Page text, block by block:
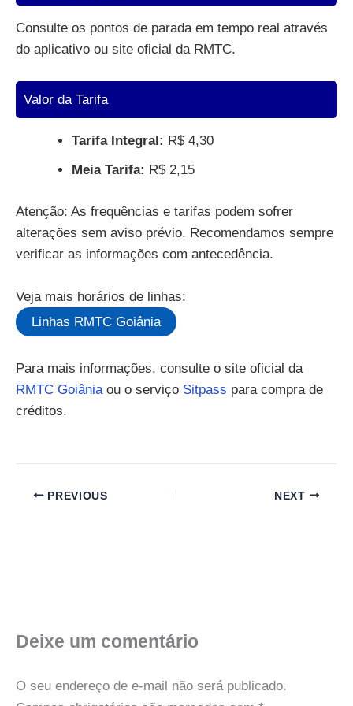
Consulte os pontos de parada em tempo real através
do aplicativo ou site oficial da RMTC.
Valor da Tarifa
Tarifa Integral: R$ 4,30
Meia Tarifa: R$ 2,15
Atenção: As frequências e tarifas podem sofrer
alterações sem aviso prévio. Recomendamos sempre
verificar as informações com antecedência.
Veja mais horários de linhas:
Linhas RMTC Goiânia
Para mais informações, consulte o site oficial da
RMTC Goiâniaou o serviço Sitpass para compra de
créditos.
PREVIOUS NEXT
Deixe um comentário
O seu endereço de e-mail não será publicado.